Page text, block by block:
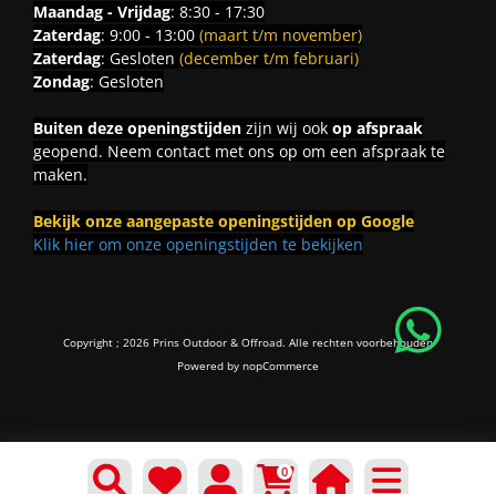
0
Maandag - Vrijdag: 8:30 - 17:30
Zaterdag: 9:00 - 13:00 (maart t/m november)
Zaterdag: Gesloten (december t/m februari)
Zondag: Gesloten
Buiten deze openingstijdenzijn wij ook op afspraak
geopend. Neem contact met ons op om een afspraak te
maken.
Bekijk onze aangepaste openingstijden op Google
Klik hier om onze openingstijden te bekijken
Copyright ; 2026 Prins Outdoor & Offroad. Alle rechten voorbehouden
Powered by nopCommerce